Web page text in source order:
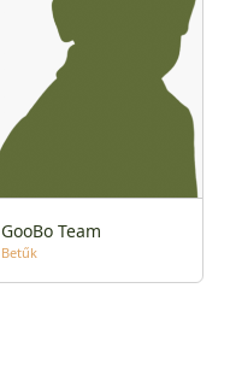
GooBo Team
Betűk